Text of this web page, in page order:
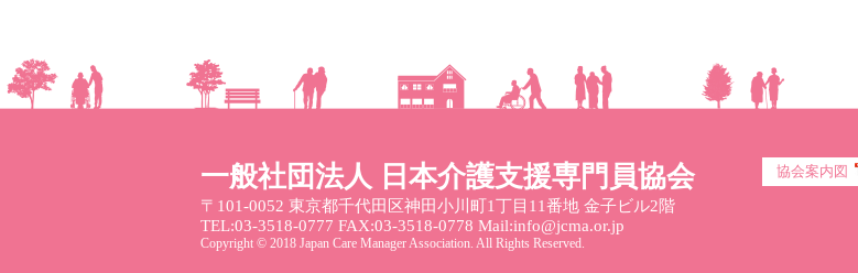
一般社団法人 日本介護支援専門員協会
〒101-0052 東京都千代田区神田小川町1丁目11番地 金子ビル2階
TEL:03-3518-0777 FAX:03-3518-0778 Mail:info@jcma.or.jp
Copyright © 2018 Japan Care Manager Association. All Rights Reserved.
協会案内図